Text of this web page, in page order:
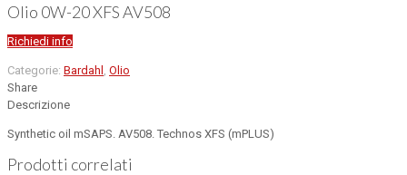
Olio 0W-20 XFS AV508
Richiedi info
Categorie: Bardahl
Olio
Share
Descrizione
Synthetic oil mSAPS. AV508. Technos XFS (mPLUS)
Prodotti correlati